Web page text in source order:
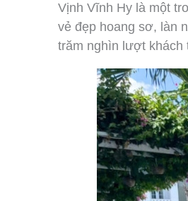
Vịnh Vĩnh Hy là một
vẻ đẹp hoang sơ, làn
trăm nghìn lượt khách